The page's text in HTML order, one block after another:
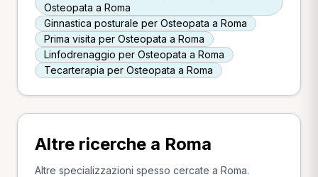
Osteopata a Roma
Ginnastica posturale per Osteopata a Roma
Prima visita per Osteopata a Roma
Linfodrenaggio per Osteopata a Roma
Tecarterapia per Osteopata a Roma
Altre ricerche a Roma
Altre specializzazioni spesso cercate a Roma.